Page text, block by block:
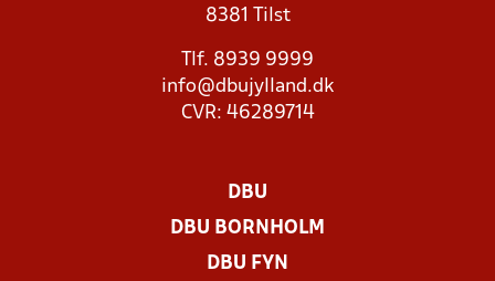
8381 Tilst
Tlf. 8939 9999
info@dbujylland.dk
CVR: 46289714
DBU
DBU BORNHOLM
DBU FYN